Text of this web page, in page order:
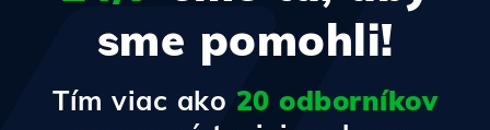
sme pomohli!
Tím viac ako 20 odborníkov